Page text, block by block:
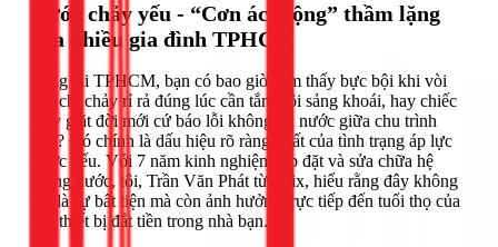
Nước chảy yếu - “Cơn ác mộng” thầm lặng
của nhiều gia đình TPHCM
Sống tại TPHCM, bạn có bao giờ cảm thấy bực bội khi vòi
sen chỉ chảy rỉ rả đúng lúc cần tắm gội sảng khoái, hay chiếc
máy giặt đời mới cứ báo lỗi không đủ nước giữa chu trình
giặt? Đó chính là dấu hiệu rõ ràng nhất của tình trạng áp lực
nước yếu. Với 7 năm kinh nghiệm lắp đặt và sửa chữa hệ
thống nước, tôi, Trần Văn Phát từ 1Fix, hiểu rằng đây không
chỉ là sự bất tiện mà còn ảnh hưởng trực tiếp đến tuổi thọ của
các thiết bị đắt tiền trong nhà bạn.